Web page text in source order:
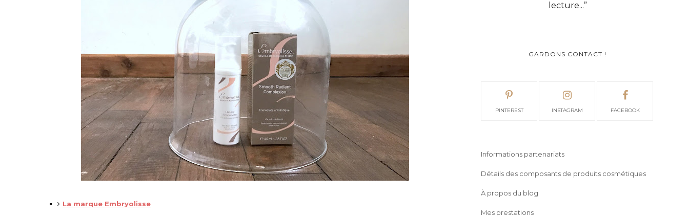
La marque Embryolisse
lecture...”
GARDONS CONTACT !
PINTEREST INSTAGRAM FACEBOOK
Informations partenariats
Détails des composants de produits cosmétiques
À propos du blog
Mes prestations